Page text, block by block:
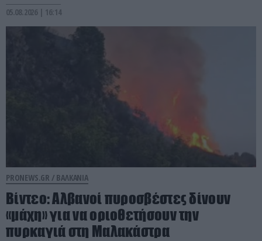
05.08.2026 | 16:14
PRONEWS.GR / ΒΑΛΚΑΝΙΑ
Βίντεο: Αλβανοί πυροσβέστες δίνουν
«μάχη» για να οριοθετήσουν την
πυρκαγιά στη Μαλακάστρα